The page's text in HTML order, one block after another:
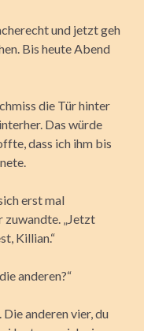
und jetzt geh
Bis heute Abend
die Tür hinter
Das würde
dass ich ihm bis
erst mal
zuwandte. „Jetzt
Killian.“
anderen?“
Die anderen vier, du